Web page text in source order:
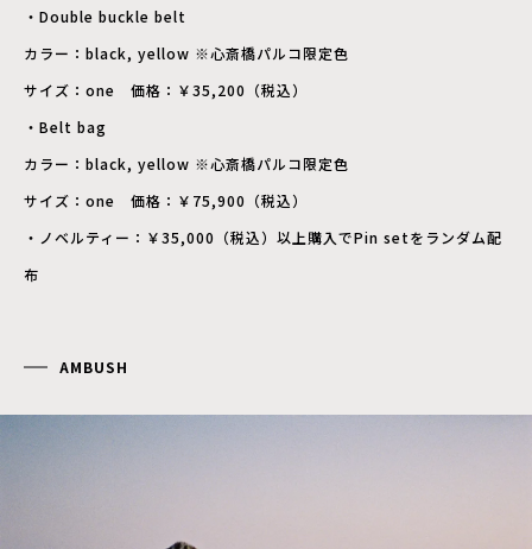
・Double buckle belt
カラー：black, yellow ※心斎橋パルコ限定色
サイズ：one 価格：￥35,200（税込）
・Belt bag
カラー：black, yellow ※心斎橋パルコ限定色
サイズ：one 価格：￥75,900（税込）
・ノベルティー：￥35,000（税込）以上購入でPin setをランダム配
布
AMBUSH